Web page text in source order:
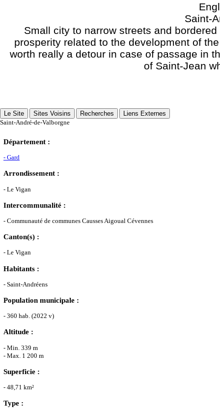
Saint-
Small city to narrow streets and
prosperity related to the development of
worth really a detour in case of passage in
of Saint-Jean
Le Site Sites Voisins Recherches
Liens Externes
Saint-André-de-Valborgne
Département :
- Gard
Arrondissement :
- Le Vigan
Intercommunalité :
- Communauté de communes Causses Aigoual Cévennes
Canton(s) :
- Le Vigan
Habitants :
- Saint-Andréens
Population municipale :
- 360 hab. (2022 v)
Altitude :
- Min. 339 m
- Max. 1 200 m
Superficie :
- 48,71 km²
Type :